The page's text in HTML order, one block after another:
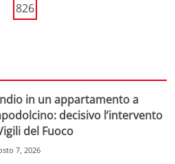
826
in un appartamento a
decisivo l’intervento
del Fuoco
7, 2026